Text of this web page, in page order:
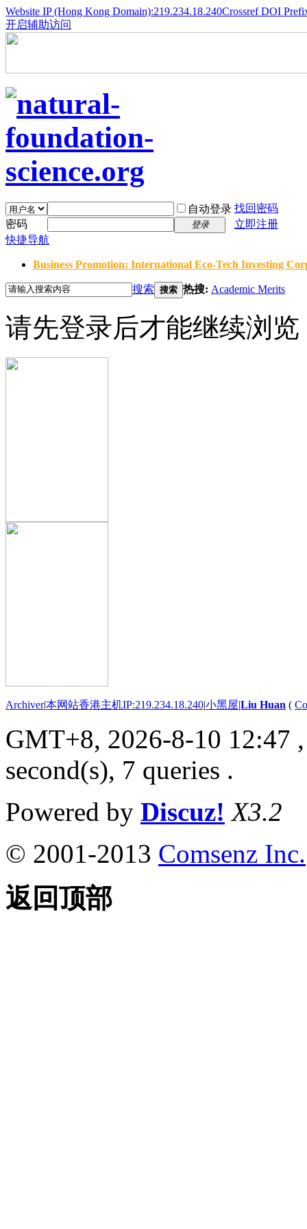
Website IP (Hong Kong Domain):219.234.18.240Crossref DOI
开启辅助访问
自动登录 找回密码
密码
登录
立即注册
快捷导航
Business Promotion: International Eco-Tech Investing
搜索 搜索 热搜: Academic Merits
请先登录后才能继续浏览
Archiver|本网站香港主机IP:219.234.18.240|小黑屋|Liu Huan (
GMT+8, 2026-8-10 12:47
second(s), 7 queries .
Powered by Discuz! X3.2
© 2001-2013 Comsenz Inc.
返回顶部